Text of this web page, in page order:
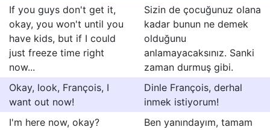
If you guys don't get it,
okay, you won't until you
have kids, but if I could
just freeze time right
now...
Sizin de çocuğunuz olana
kadar bunun ne demek
olduğunu
anlamayacaksınız. Sanki
zaman durmuş gibi.
Okay, look, François, I
want out now!
Dinle François, derhal
inmek istiyorum!
I'm here now, okay?
Ben yanındayım, tamam